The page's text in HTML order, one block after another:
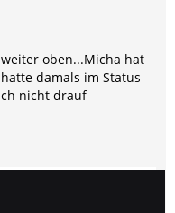
oben...Micha hat
damals im Status
nicht drauf